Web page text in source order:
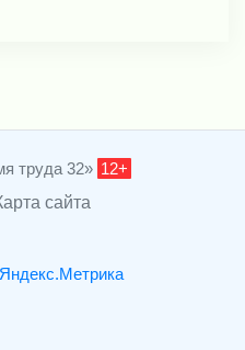
труда 32» 12+
сайта